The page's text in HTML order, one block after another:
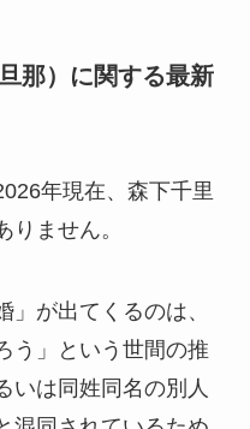
那）に関する最新
年現在、森下千里
りません。
が出てくるのは、
う」という世間の推
いは同姓同名の別人